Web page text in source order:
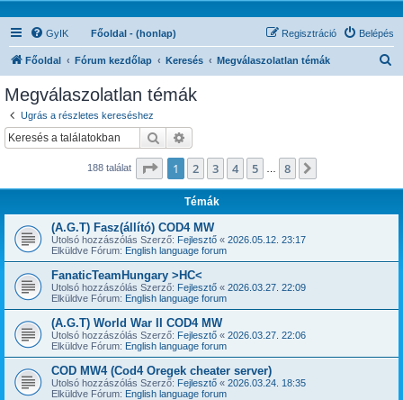
GyIK Főoldal - (honlap) Belépés
Regisztráció
Főoldal Fórum kezdőlap Keresés Megválaszolatlan témák
s
Megválaszolatlan témák
Ugrás a részletes kereséshez
Keresés
188 találat Oldal:1 8
1 2 3 4 5 8
Témák
(A.G.T) Fasz(állító) COD4 MW
Utolsó hozzászólás Szerző: Fejlesztő « 2026.05.12. 23:17
Elküldve Fórum: English language forum
FanaticTeamHungary >HC<
Utolsó hozzászólás Szerző: Fejlesztő « 2026.03.27. 22:09
Elküldve Fórum: English language forum
(A.G.T) World War II COD4 MW
Utolsó hozzászólás Szerző: Fejlesztő « 2026.03.27. 22:06
Elküldve Fórum: English language forum
COD MW4 (Cod4 Oregek cheater server)
Utolsó hozzászólás Szerző: Fejlesztő « 2026.03.24. 18:35
Elküldve Fórum: English language forum